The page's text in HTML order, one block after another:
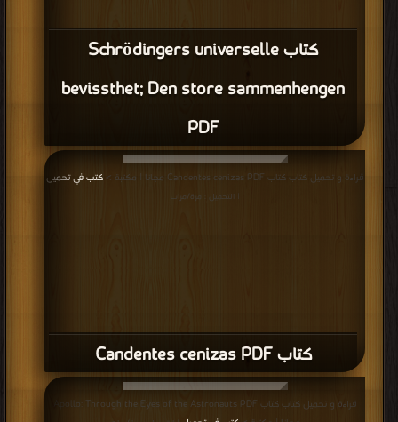
كتاب Schrödingers universelle
bevissthet; Den store sammenhengen
PDF
كتاب Candentes cenizas PDF
قراءة و تحميل كتاب كتاب Candentes cenizas PDF مجانا | مكتبة > كتب في تحميل
| التحميل : مرة/مرات
قراءة و تحميل كتاب كتاب Apollo: Through the Eyes of the Astronauts PDF